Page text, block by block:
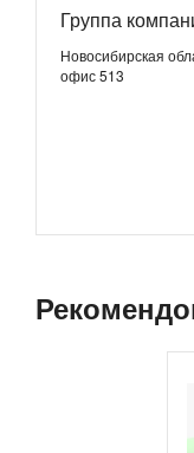
Группа
Новосибирская
офис 513